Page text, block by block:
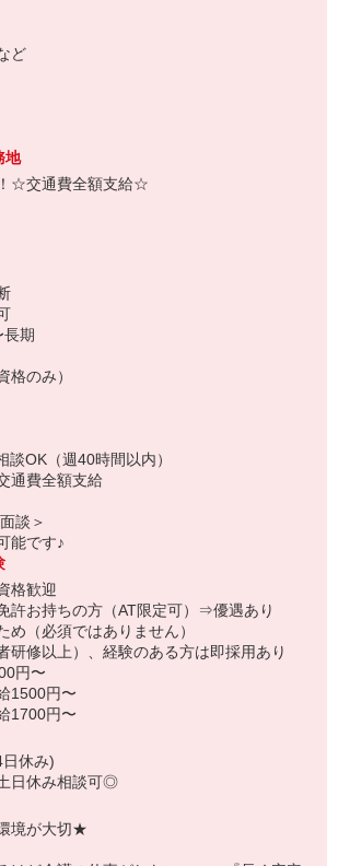
職場の雰囲気を知ってから働けます。
募はお早めに…♪
ど
地
☆交通費全額支給☆
期
のみ）
OK（週40時間以内）
通費全額支給
談＞
能です♪
格歓迎
許お持ちの方（AT限定可）⇒優遇あり
（必須ではありません）
修以上）、経験のある方は即採用あり
円〜
1500円〜
1700円〜
休み)
日休み相談可◎
境が大切★